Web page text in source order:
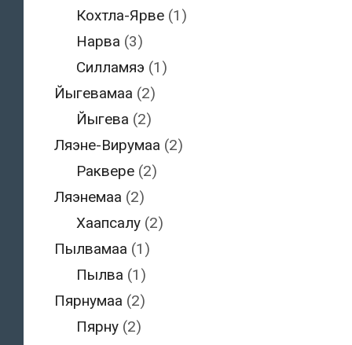
Кохтла-Ярве (1)
Нарва (3)
Силламяэ (1)
Йыгевамаа (2)
Йыгева (2)
Ляэне-Вирумаа (2)
Раквере (2)
Ляэнемаа (2)
Хаапсалу (2)
Пылвамаа (1)
Пылва (1)
Пярнумаа (2)
Пярну (2)